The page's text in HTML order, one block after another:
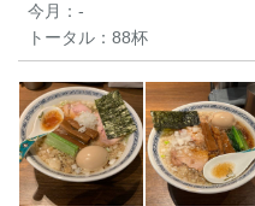
今月： -
トータル： 88杯